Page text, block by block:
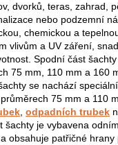
dvorků, teras, zahrad,
nebo podzemní
chemickou a
vlivům a UV záření,
Spodní část
75 mm, 110 mm a 160
se nachází
75 mm a 110
odpadních trubek
šachty je vybavena
obsahuje patřičné